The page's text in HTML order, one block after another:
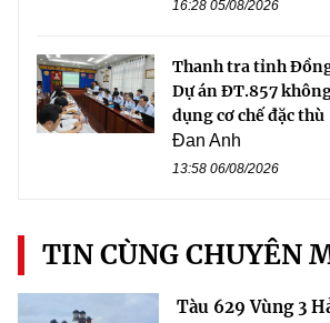
16:28 05/08/2026
Thanh tra tỉnh
Dự án ĐT.857
dụng cơ chế đặc thù
Đan Anh
13:58 06/08/2026
TIN CÙNG CHUYÊN
Tàu 629 Vùng 3